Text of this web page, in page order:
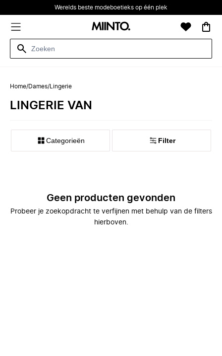
Werelds beste modeboetieks op één plek
Home/Dames/ Lingerie
LINGERIE VAN
Categorieën Filter
Geen producten gevonden
Probeer je zoekopdracht te verfijnen met behulp van de filters
hierboven.